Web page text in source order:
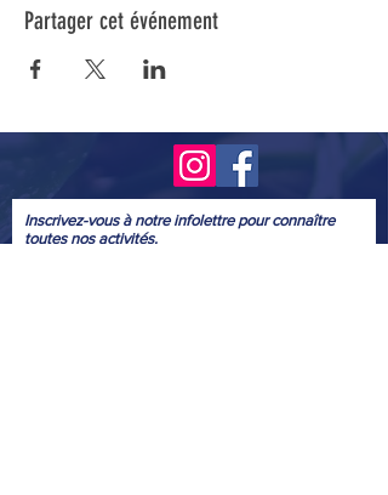
Partager cet événement
Inscrivez-vous à notre infolettre pour connaître
toutes nos activités.